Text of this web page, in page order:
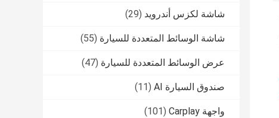
شاشة لكزس أندرويد (29)
شاشة الوسائط المتعددة للسيارة (55)
عرض الوسائط المتعددة للسيارة (47)
صندوق السيارة AI (11)
واجهة Carplay (101)